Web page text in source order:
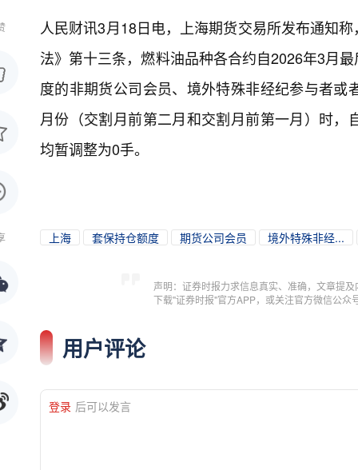
人民财讯3月18日电，
上海期货交易所发布通知
法》第十三条，燃料油品种各合约自2026年3月
度的非期货公司会员、境外特殊非经纪参与者
月份（交割月前第二月和交割月前第一月）时
均暂调整为0手。
上海 套保持仓额度 期货公司会员 境外特殊非经...
声明：证券时报力求信息真实、准确，文章提
下载"证券时报"官方APP，或关注官方微信公
用户评论
登录 后可以发言